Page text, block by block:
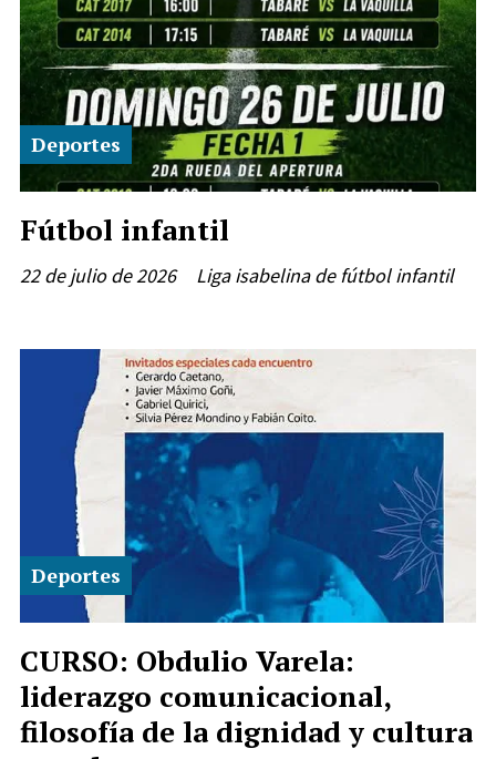
Fútbol infantil
Liga isabelina de fútbol infantil
Deportes
22 de julio de 2026
CURSO: Obdulio Varela:
liderazgo comunicacional,
filosofía de la dignidad y cultura
Deportes